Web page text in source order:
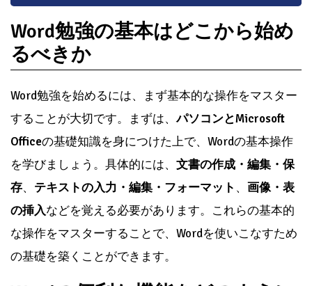
Word勉強の基本はどこから始め
るべきか
Word勉強を始めるには、まず基本的な操作をマスター
することが大切です。まずは、パソコンとMicrosoft
Officeの基礎知識を身につけた上で、Wordの基本操作
を学びましょう。具体的には、 文書の作成・編集・保
存、 テキストの入力・編集・フォーマット 、 画像・表
の挿入などを覚える必要があります。これらの基本的
な操作をマスターすることで、Wordを使いこなすため
の基礎を築くことができます。